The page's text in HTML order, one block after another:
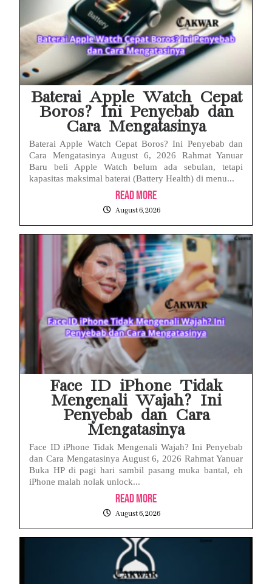
Baterai Apple Watch Cepat
Boros? Ini Penyebab dan
Cara Mengatasinya
Baterai Apple Watch Cepat Boros? Ini Penyebab dan
Cara Mengatasinya August 6, 2026 Rahmat Yanuar
Baru beli Apple Watch belum ada sebulan, tetapi
kapasitas maksimal baterai (Battery Health) di menu...
Read More
August 6, 2026
Face ID iPhone Tidak
Mengenali Wajah? Ini
Penyebab dan Cara
Mengatasinya
Face ID iPhone Tidak Mengenali Wajah? Ini Penyebab
dan Cara Mengatasinya August 6, 2026 Rahmat Yanuar
Buka HP di pagi hari sambil pasang muka bantal, eh
iPhone malah nolak unlock...
Read More
August 6, 2026